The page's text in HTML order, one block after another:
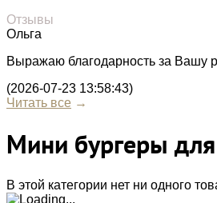
Отзывы
Ольга
Выражаю благодарность за Вашу
(2026-07-23 13:58:43)
Читать все →
Мини бургеры
В этой категории нет ни одного